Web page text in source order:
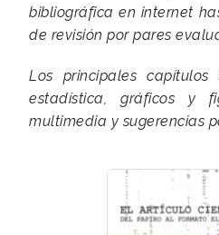
bibliográfica en internet
de revisión por pares
Los principales capítulos
estadística, gráficos y
multimedia y sugerencias